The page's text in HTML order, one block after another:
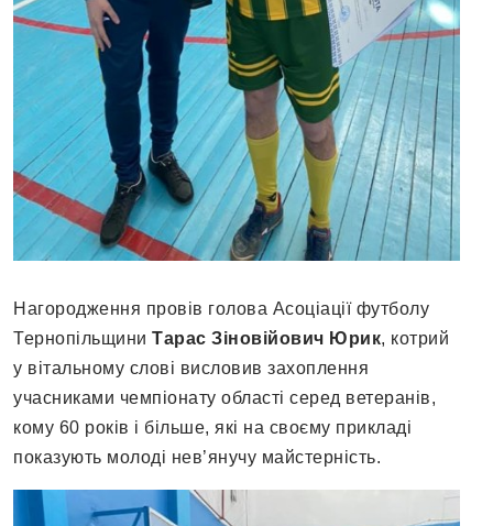
Нагородження провів голова Асоціації футболу
Тернопільщини Тарас Зіновійович Юрик, котрий
у вітальному слові висловив захоплення
учасниками чемпіонату області серед ветеранів,
кому 60 років і більше, які на своєму прикладі
показують молоді нев’янучу майстерність.